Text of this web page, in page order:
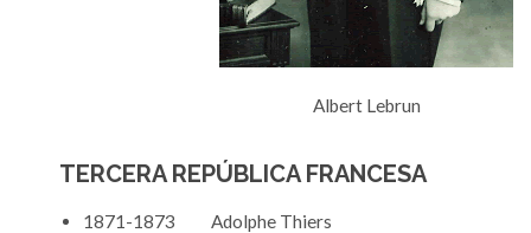
Albert Lebrun
TERCERA REPÚBLICA FRANCESA
1871-1873 Adolphe Thiers